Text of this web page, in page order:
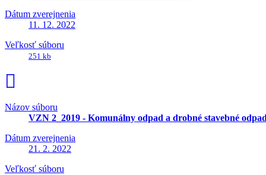
Dátum zverejnenia
11. 12. 2022
Veľkosť súboru
251 kb
Názov súboru
VZN 2_2019 - Komunálny odpad a drobné stavebné
Dátum zverejnenia
21. 2. 2022
Veľkosť súboru